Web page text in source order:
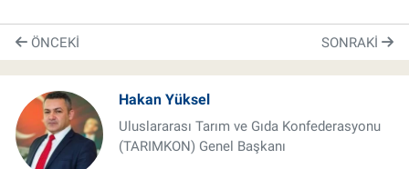
ÖNCEKI SONRAKI
Hakan Yüksel
Uluslararası Tarım ve Gıda Konfederasyonu
(TARIMKON) Genel Başkanı